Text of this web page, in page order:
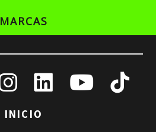
MARCAS
INICIO